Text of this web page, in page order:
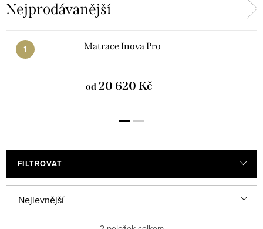
Nejprodávanější
Matrace Inova Pro
od 20 620 Kč
FILTROVAT
ý
a
Nejlevnější